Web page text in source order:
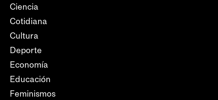
Ciencia
Cotidiana
Cultura
Deporte
Economía
Educación
Feminismos